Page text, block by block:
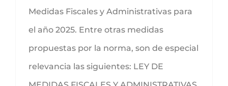
Medidas Fiscales y Administrativas para
el año 2025. Entre otras medidas
propuestas por la norma, son de especial
relevancia las siguientes: LEY DE